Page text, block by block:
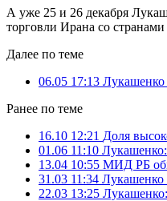
А уже 25 и 26 декабря
торговли Ирана со
Далее по теме
06.05 17:13 Лукашенко
Ранее по теме
16.10 12:21 Доля
01.06 11:10 Лукашенко:
13.04 10:55 МИД РБ
31.03 11:34 Лукашенко
22.03 13:25